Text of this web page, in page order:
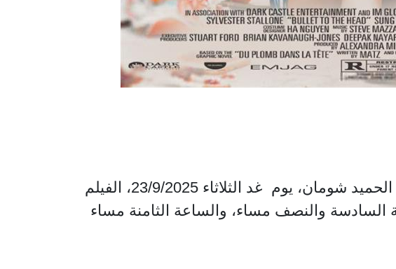
ضمن عروضها الأسبوعية الكمنتظمة، تعرض لجنة السينما في مؤسسة عبد الحميد شومان، يوم غد الثلاثاء 23/9/2025، الفيلم
السادسة والنصف مساء، والساعة الثامنة مساء